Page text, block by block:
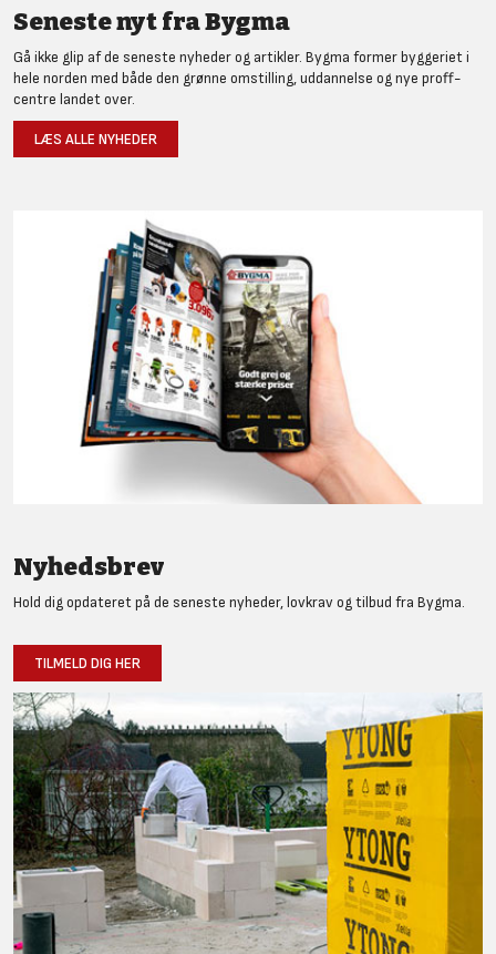
Seneste nyt fra Bygma
Gå ikke glip af de seneste nyheder og artikler. Bygma former byggeriet i
hele norden med både den grønne omstilling, uddannelse og nye proff-
centre landet over.
LÆS ALLE NYHEDER
Nyhedsbrev
Hold dig opdateret på de seneste nyheder, lovkrav og tilbud fra Bygma.
TILMELD DIG HER